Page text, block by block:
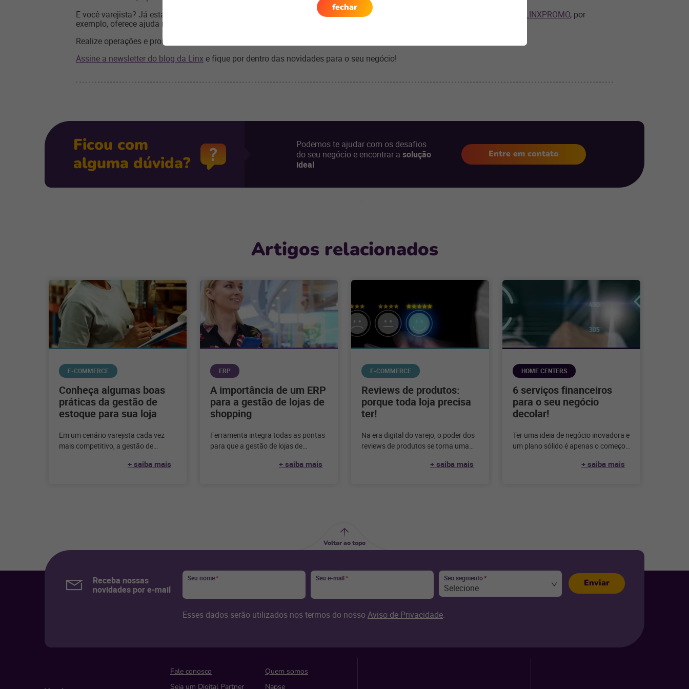
E você varejista? Já está pronto para essa necessidade do consumidor? O vale -troca como um dos atributos da ferramenta
LINXPROMO, por
exemplo, oferece ajuda no processo e gestão de suas soluções.
Realize operações e promoções eficientes e termine o ano celebrando, também, o seu sucesso!
Assine a newsletter do blog da Linx e fique por dentro das novidades para o seu negócio!
Ficou com
alguma dúvida?
Podemos te ajudar com os desafios
do seu negócio e encontrar a solução
ideal
Entre em contato
Artigos relacionados
E-COMMERCE
Conheça algumas boas
práticas da gestão de
estoque para sua loja
Em um cenário varejista cada vez
mais competitivo, a gestão de
fundamental para o sucesso+ saiba mais
ERP
A importância de um ERP
para a gestão de lojas de
shopping
Ferramenta integra todas as pontas
para que a gestão de lojas de
+ saiba mais
E-COMMERCE
Reviews de produtos:
porque toda loja precisa
ter!
Na era digital do varejo, o poder dos
reviews de produtos se torna uma
avaliações autênticas+ saiba mais
HOME CENTERS
6 serviços financeiros
para o seu negócio
decolar!
Ter uma ideia de negócio inovadora e
um plano sólido é apenas o começo.
+ saiba mais
fechar
Voltar ao topo
Receba nossas
novidades por e-mail
Seu nome* Seu e-mail* Seu segmento*
Selecione
Esses dados serão utilizados nos termos do nossoAviso de Privacidade.
Enviar
Fale conosco
Quem somos
Seja um Digital Partner
Napse